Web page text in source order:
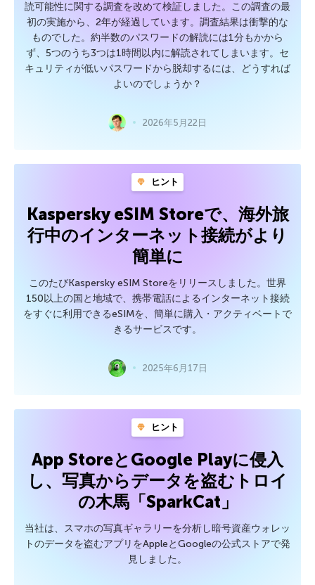
読可能性に関する調査を改めて検証しました。この調査の最
初の実施から、2年が経過しています。調査結果は衝撃的な
ものでした。約半数のパスワードの解読には1分もかから
ず、5つのうち3つは1時間以内に解読されてしまいます。セ
キュリティが低いパスワードから脱却するには、どうすれば
よいのでしょうか？
2026年5月22日
ヒント
Kaspersky eSIM Storeで、海外旅
行中のインターネット接続がより
簡単に
このたびKaspersky eSIM Storeをリリースしました。世界
150以上の国と地域で、携帯電話によるインターネット接続
をすぐに利用できるeSIMを、簡単に購入・アクティベートで
きるサービスです。
2025年6月17日
ヒント
App StoreとGoogle Playに侵入
し、写真からデータを盗むトロイ
の木馬「SparkCat」
当社は、スマホの写真ギャラリーを分析し暗号資産ウォレッ
トのデータを盗むアプリをAppleとGoogleの公式ストアで発
見しました。